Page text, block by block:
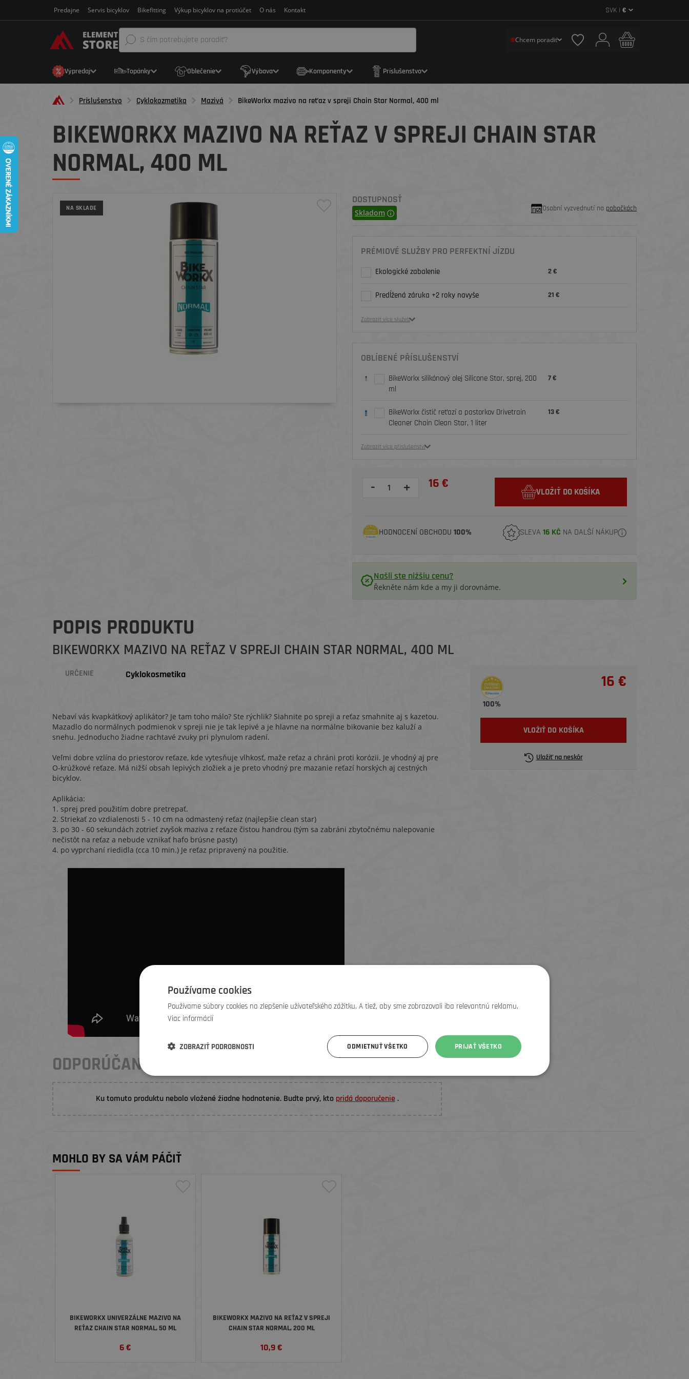
Predajne Servis bicyklov Bikefitting Výkup bicyklov na protiúčet O nás Kontakt SVK | €
Chcem poradiť
Výpredaj Topánky Oblečenie Výbava Komponenty Príslušenstvo
Príslušenstvo Cyklokozmetika Mazivá BikeWorkx mazivo na reťaz v spreji Chain Star Normal, 400 ml
BIKEWORKX MAZIVO NA REŤAZ V SPREJI CHAIN STAR
NORMAL, 400 ML
NA SKLADE
DOSTUPNOSŤ
Skladom Osobní vyzvednutí na pobočkách
PRÉMIOVÉ SLUŽBY PRO PERFEKTNÍ JÍZDU
Ekologické zabalenie 2 €
Predĺžená záruka +2 roky navyše 21 €
Zobrazit více služeb
OBLÍBENÉ PŘÍSLUŠENSTVÍ
BikeWorkx silikónový olej Silicone Star, sprej, 200
ml
7 €
BikeWorkx čistič reťazí a pastorkov Drivetrain
Cleaner Chain Clean Star, 1 liter
13 €
Zobrazit více příslušenství
- + 16 €
VLOŽIŤ DO KOŠÍKA
HODNOCENÍ OBCHODU 100% SLEVA 16 KČ NA DALŠÍ NÁKUP
Našli ste nižšiu cenu?
Řekněte nám kde a my ji dorovnáme.
POPIS PRODUKTU
BIKEWORKX MAZIVO NA REŤAZ V SPREJI CHAIN STAR NORMAL, 400 ML
URČENIE Cyklokosmetika
Nebaví vás kvapkátkový aplikátor? Je tam toho málo? Ste rýchlik? Siahnite po spreji a reťaz smahnite aj s kazetou.
Mazadlo do normálnych podmienok v spreji nie je tak lepivé a je hlavne na normálne bikovanie bez kaluží a
snehu. Jednoducho žiadne rachtavé zvuky pri plynulom radení.
Veľmi dobre vzlína do priestorov reťaze, kde vytesňuje vlhkosť, maže reťaz a chráni proti korózii. Je vhodný aj pre
O-krúžkové reťaze. Má nižší obsah lepivých zložiek a je preto vhodný pre mazanie reťazí horských aj cestných
bicyklov.
Aplikácia:
1. sprej pred použitím dobre pretrepať.
2. Striekať zo vzdialenosti 5 - 10 cm na odmastený reťaz (najlepšie clean star)
3. po 30 - 60 sekundách zotrieť zvyšok maziva z reťaze čistou handrou (tým sa zabráni zbytočnému nalepovanie
nečistôt na reťaz a nebude vznikať hafo brúsne pasty)
4. po vyprchaní riedidla (cca 10 min.) Je reťaz pripravený na použitie.
ODPORÚČANIA ELEMENŤÁKŮ
Ku tomuto produktu nebolo vložené žiadne hodnotenie. Budte prvý, kto pridá doporučenie .
100%
16 €
VLOŽIŤ DO KOŠÍKA
Uložiť na neskôr
MOHLO BY SA VÁM PÁČIŤ
BIKEWORKX UNIVERZÁLNE MAZIVO NA
REŤAZ CHAIN STAR NORMAL, 50 ML
6€
BIKEWORKX MAZIVO NA REŤAZ V SPREJI
CHAIN STAR NORMAL, 200 ML
10,9€
Používame cookies
Používame súbory cookies na zlepšenie užívateľského zážitku. A tiež, aby sme zobrazovali iba relevantnú reklamu.
Viac informácií
PRIJAŤ VŠETKO
ODMIETNUŤ VŠETKO
ZOBRAZIŤ PODROBNOSTI